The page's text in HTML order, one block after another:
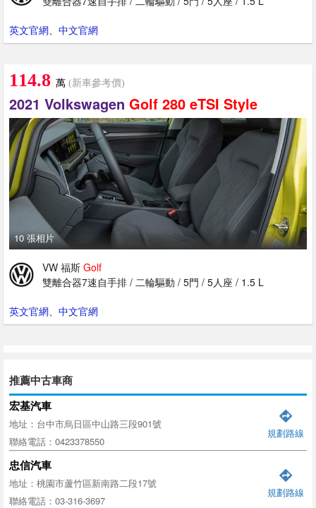
英文官網、 中文官網
114.8 萬 (新車參考價)
2021 Volkswagen Golf 280 eTSI Style
10 張相片
VW 福斯 Golf
雙離合器7速自手排 / 二輪驅動 / 5門 / 5人座 / 1.5 L
英文官網、 中文官網
推薦中古車商
宏基汽車
地址：台中市烏日區中山路三段901號
聯絡電話：0423378550
規劃路線
忠信汽車
地址：桃園市蘆竹區新南路二段17號
聯絡電話：03-316-3697
規劃路線